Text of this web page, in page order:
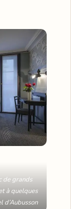
de grands
à quelques